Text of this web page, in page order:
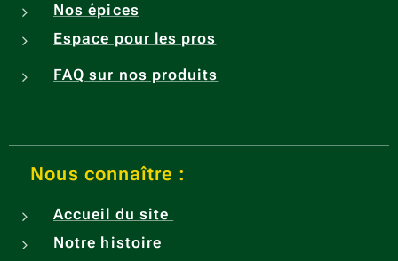
Nos épices
Espace pour les pros
FAQ sur nos produits
Nous connaître :
Accueil du site
Notre histoire